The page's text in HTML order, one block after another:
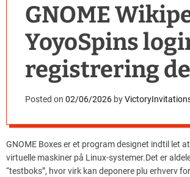
GNOME
YoyoSpins
registrering
frie leksikon
Posted on 02/06/2026 by
GNOME Boxes er et program designet indtil let
virtuelle maskiner på Linux-systemer.Det er
“testboks”, hvor virk kan deponere plu erhverv